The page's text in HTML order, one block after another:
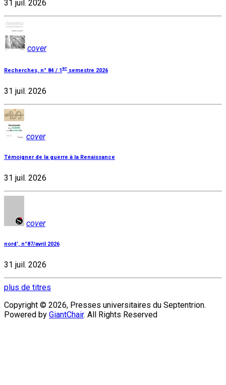
31 juil. 2026
cover
Recherches, n° 84 / 1er semestre 2026
31 juil. 2026
cover
Témoigner de la guerre à la Renaissance
31 juil. 2026
cover
nord', n°87/avril 2026
31 juil. 2026
plus de titres
Copyright © 2026, Presses universitaires du Septentrion.
Powered by GiantChair. All Rights Reserved